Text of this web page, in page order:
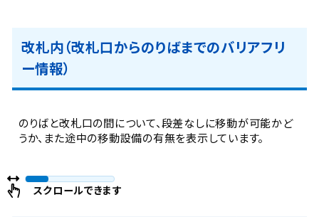
改札内（改札口からのりばまでのバリアフリ
ー情報）
のりばと改札口の間について、段差なしに移動が可能かど
うか、また途中の移動設備の有無を表示しています。
スクロールできます